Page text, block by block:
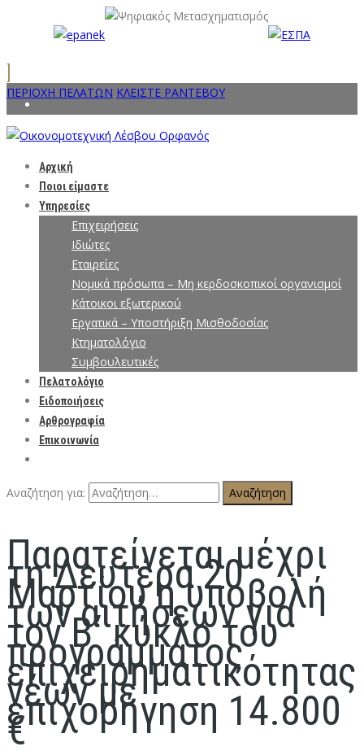
ΠΕΡΙΟΧΗ ΠΕΛΑΤΩΝ ΚΛΕΙΣΤΕ ΡΑΝΤΕΒΟΥ
Αρχική
Ποιοι είμαστε
Υπηρεσίες
Επιχειρήσεις
Ιδιώτες
Εταιρείες
Νομικά πρόσωπα – Μη κερδοσκοπικοί οργανισμοί
Κάτοικοι εξωτερικού
Εργατικά – Υποστήριξη Μισθοδοσίας
Κτηματολόγιο
Συμβουλευτικές
Πελατολόγιο
Ειδοποιήσεις
Αρθρογραφία
Επικοινωνία
Αναζήτηση για:
Παρατείνεται μέχρι
τη Δευτέρα 20
Μαρτίου η υποβολή
των αιτήσεων για
τον Β΄ κύκλο του
προγράμματος
επιχειρηματικότητας
νέων με
επιχορήγηση 14.800
€